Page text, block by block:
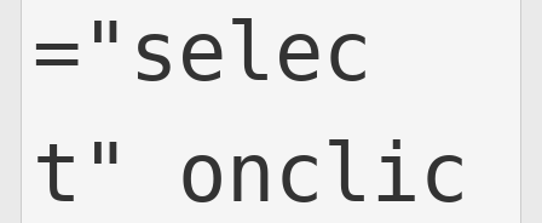
="selec
t" onclic